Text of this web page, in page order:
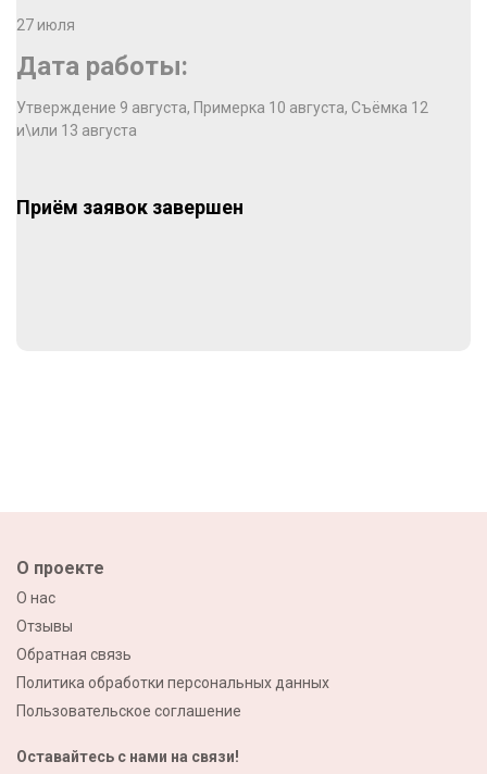
27 июля
Дата работы:
Утверждение 9 августа, Примерка 10 августа, Съёмка 12
и\или 13 августа
Приём заявок завершен
О проекте
О нас
Отзывы
Обратная связь
Политика обработки персональных данных
Пользовательское соглашение
Оставайтесь с нами на связи!